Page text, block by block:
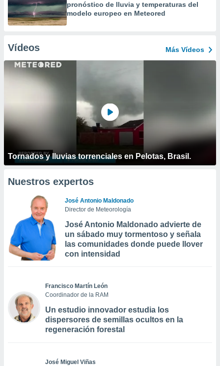
pronóstico de lluvia y temperaturas del
modelo europeo en Meteored
Vídeos Más Vídeos
Tornados y lluvias torrenciales en Pelotas, Brasil.
Nuestros expertos
José Antonio Maldonado
Director de Meteorología
José Antonio Maldonado advierte de
un sábado muy tormentoso y señala
las comunidades donde puede llover
con intensidad
Francisco Martín León
Coordinador de la RAM
Un estudio innovador estudia los
dispersores de semillas ocultos en la
regeneración forestal
José Miguel Viñas